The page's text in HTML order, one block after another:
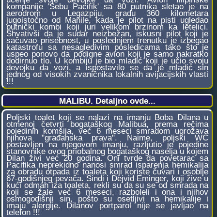
kompanije 'Sebu Pacifik' sa 80 putnika sletao je na
aerodrom u Legazpiju, gradu 360 kilometara
jugoistočno od Manile, kada je pilot na pisti ugledao
putnički kombi koji juri velikom brzinom ka letelici.
Shvativši da je sudar neizbežan, iskusni pilot koji je
sačuvao prisebnost, u poslednjem trenutku je izbegao
katastrofu sa nesagledivim posledicama tako što je
uspeo ponovo da podigne avion koji je samo nakratko
dodirnuo tlo. U kombiju je bio mladić koji je učio svoju
devojku da vozi, a ispostavilo se da je mladić sin
jednog od visokih zvaničnika lokalnih avijacijskih vlasti
!!!
MALIBU. Detaljno ovde...
Poljski toalet koji se nalazi na imanju Boba Dilana u
otmenoj četvrti bogataškog Malibua, prema rečima
pojedinih komšija, već 6 meseci smradom ugrožava
njihova "građanska prava". Naime, poljski WC
postavljen na njegovom imanju, razljutio je pojedine
stanovnike ovog priobalnog bogataškog naselja u kojem
Dilan živi već 20 godina. Oni tvrde da povetarac sa
Pacifika neprekidno nanosi smrad isparenja hemikalija
za obradu otpada iz toaleta koji koriste čuvari i osoblje
67-godišnjeg pevača. Sindi i Dejvid Eminger, koji žive u
kući odmah iza toaleta, rekli su da su se od smrada na
koji se žale već 6 meseci, razboleli i ona i njihov
osmogodišnji sin, pošto su osetljivi na hemikalije i
imaju alergije. Dilanov portparol nije se javljao na
telefon !!!